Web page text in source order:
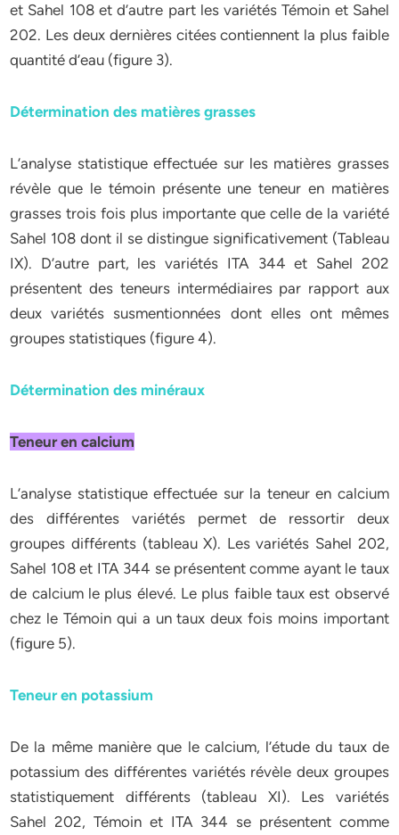
et Sahel 108 et d’autre part les variétés Témoin et Sahel
202. Les deux dernières citées contiennent la plus faible
quantité d’eau (figure 3).
Détermination des matières grasses
L’analyse statistique effectuée sur les matières grasses
révèle que le témoin présente une teneur en matières
grasses trois fois plus importante que celle de la variété
Sahel 108 dont il se distingue significativement (Tableau
IX). D’autre part, les variétés ITA 344 et Sahel 202
présentent des teneurs intermédiaires par rapport aux
deux variétés susmentionnées dont elles ont mêmes
groupes statistiques (figure 4).
Détermination des minéraux
Teneur en calcium
L’analyse statistique effectuée sur la teneur en calcium
des différentes variétés permet de ressortir deux
groupes différents (tableau X). Les variétés Sahel 202,
Sahel 108 et ITA 344 se présentent comme ayant le taux
de calcium le plus élevé. Le plus faible taux est observé
chez le Témoin qui a un taux deux fois moins important
(figure 5).
Teneur en potassium
De la même manière que le calcium, l’étude du taux de
potassium des différentes variétés révèle deux groupes
statistiquement différents (tableau XI). Les variétés
Sahel 202, Témoin et ITA 344 se présentent comme